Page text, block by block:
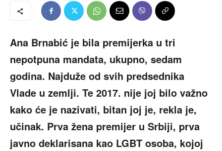
Ana Brnabić je bila premijerka u tri
nepotpuna mandata, ukupno, sedam
godina. Najduže od svih predsednika
Vlade u zemlji. Te 2017. nije joj bilo važno
kako će je nazivati, bitan joj je, rekla je,
učinak. Prva žena premijer u Srbiji, prva
javno deklarisana kao LGBT osoba, kojoj